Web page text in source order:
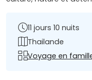
11 jours 10 nuits
Thailande
Voyage en